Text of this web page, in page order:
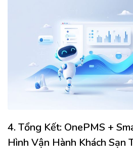
4. Tổng Kết: OnePMS +
Hình Vận Hành Khách Sạn